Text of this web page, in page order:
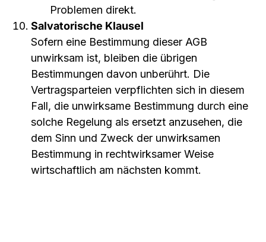
Problemen direkt.
Salvatorische Klausel
Sofern eine Bestimmung dieser AGB
unwirksam ist, bleiben die übrigen
Bestimmungen davon unberührt. Die
Vertragsparteien verpflichten sich in diesem
Fall, die unwirksame Bestimmung durch eine
solche Regelung als ersetzt anzusehen, die
dem Sinn und Zweck der unwirksamen
Bestimmung in rechtwirksamer Weise
wirtschaftlich am nächsten kommt.